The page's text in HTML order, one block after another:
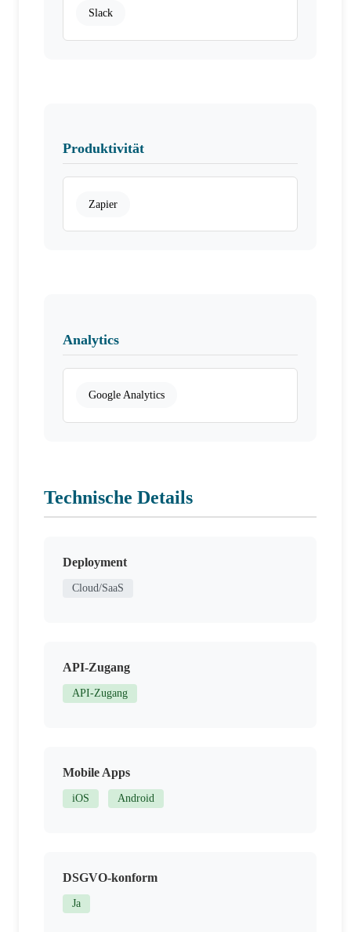
Slack
Produktivität
Zapier
Analytics
Google Analytics
Technische Details
Deployment
Cloud/SaaS
API-Zugang
API-Zugang
Mobile Apps
iOS Android
DSGVO-konform
Ja